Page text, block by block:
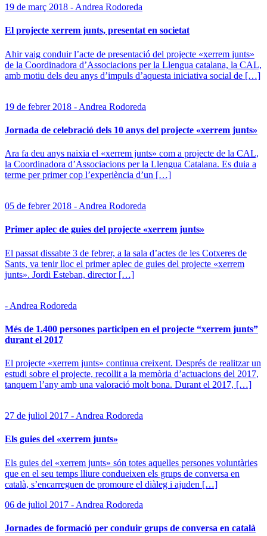
19 de març 2018 - Andrea Rodoreda
El projecte xerrem junts, presentat en societat
Ahir vaig conduir l’acte de presentació del projecte «xerrem junts»
de la Coordinadora d’Associacions per la Llengua catalana, la CAL,
amb motiu dels deu anys d’impuls d’aquesta iniciativa social de […]
19 de febrer 2018 - Andrea Rodoreda
Jornada de celebració dels 10 anys del projecte «xerrem junts»
Ara fa deu anys naixia el «xerrem junts» com a projecte de la CAL,
la Coordinadora d’Associacions per la Llengua Catalana. Es duia a
terme per primer cop l’experiència d’un […]
05 de febrer 2018 - Andrea Rodoreda
Primer aplec de guies del projecte «xerrem junts»
El passat dissabte 3 de febrer, a la sala d’actes de les Cotxeres de
Sants, va tenir lloc el primer aplec de guies del projecte «xerrem
junts». Jordi Esteban, director […]
- Andrea Rodoreda
Més de 1.400 persones participen en el projecte “xerrem junts”
durant el 2017
El projecte «xerrem junts» continua creixent. Després de realitzar un
estudi sobre el projecte, recollit a la memòria d’actuacions del 2017,
tanquem l’any amb una valoració molt bona. Durant el 2017, […]
27 de juliol 2017 - Andrea Rodoreda
Els guies del «xerrem junts»
Els guies del «xerrem junts» són totes aquelles persones voluntàries
que en el seu temps lliure condueixen els grups de conversa en
català, s’encarreguen de promoure el diàleg i ajuden […]
06 de juliol 2017 - Andrea Rodoreda
Jornades de formació per conduir grups de conversa en català